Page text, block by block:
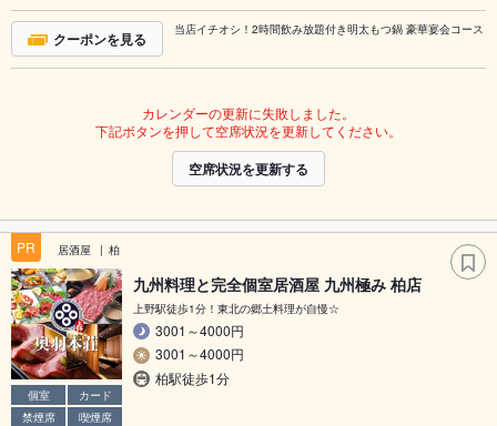
クーポンを見る 当店イチオシ！2時間飲み放題付き明太もつ鍋 豪華宴会コース
カレンダーの更新に失敗しました。
下記ボタンを押して空席状況を更新してください。
空席状況を更新する
PR 居酒屋 柏
個室
カード
禁煙席
喫煙席
九州料理と完全個室居酒屋 九州極み 柏店
上野駅徒歩1分！東北の郷土料理が自慢☆
3001～4000円
3001～4000円
柏駅徒歩1分